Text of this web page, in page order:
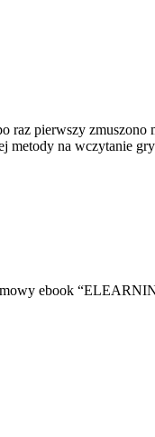
raz pierwszy
metody na wczytanie
ebook